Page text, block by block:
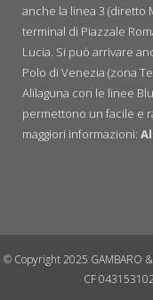
anche la linea 3 (diretto
terminal di Piazzale
Lucia. Si può arrivare
Polo di Venezia (zona
Alilaguna con le linee
permettono un facile e
maggiori informazioni:
© Copyright 2025 GAMBARO
CF